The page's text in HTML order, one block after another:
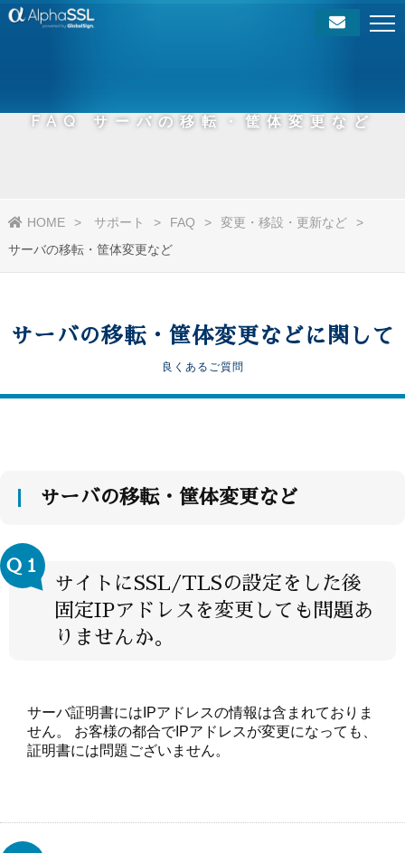
FAQ サーバの移転・筐体変更など
HOME サポート FAQ
変更・移設・更新など
サーバの移転・筐体変更など
サーバの移転・筐体変更などに関して
良くあるご質問
サーバの移転・筐体変更など
Ｑ１
サイトにSSL/TLSの設定をした後
固定IPアドレスを変更しても問題あ
りませんか。
サーバ証明書にはIPアドレスの情報は含まれておりま
せん。 お客様の都合でIPアドレスが変更になっても、
証明書には問題ございません。